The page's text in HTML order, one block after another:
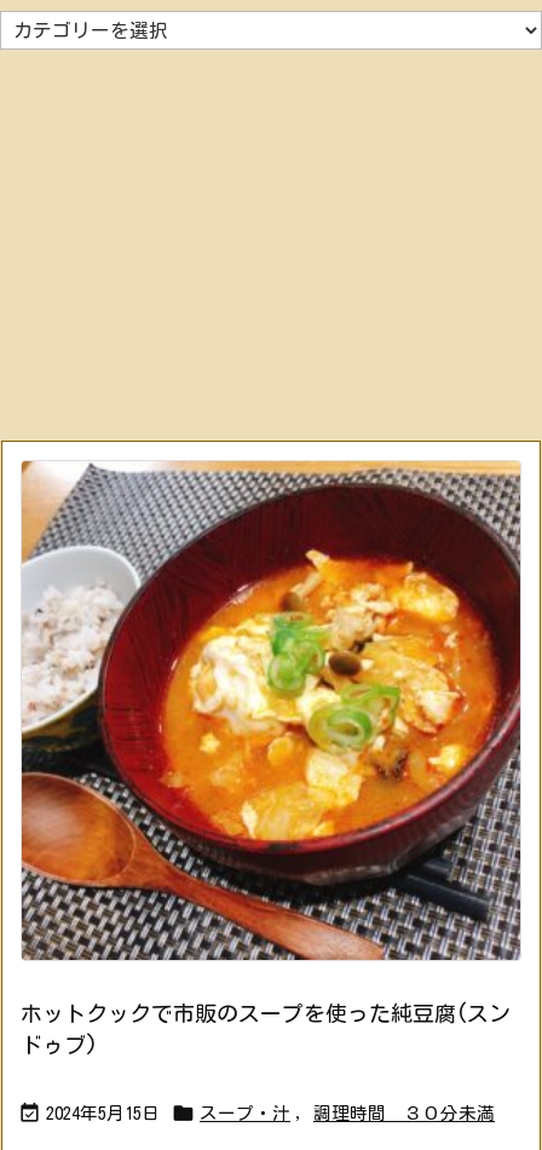
テ
ホットクックで市販のスープを使った純豆腐(スン
ドゥブ)
 2024年5月15日  スープ・汁 , 調理時間 ３０分未満